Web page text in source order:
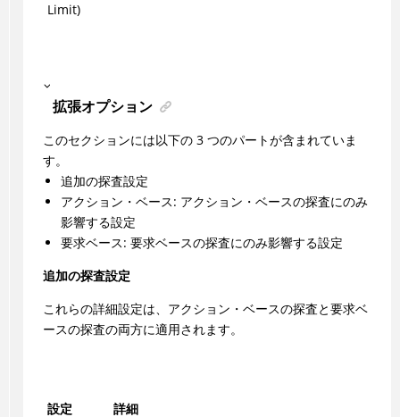
Limit)
拡張オプション
このセクションには以下の 3 つのパートが含まれていま
す。
追加の探査設定
アクション・ベース: アクション・ベースの探査にのみ
影響する設定
要求ベース: 要求ベースの探査にのみ影響する設定
追加の探査設定
これらの詳細設定は、アクション・ベースの探査と要求ベ
ースの探査の両方に適用されます。
設定 詳細